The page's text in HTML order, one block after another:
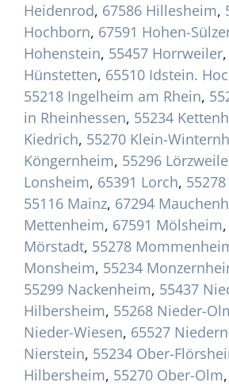
Heidenrod, 67586 Hillesheim,
Hochborn, 67591 Hohen-
Hohenstein, 55457 Horrweiler,
Hünstetten, 65510 Idstein.
55218 Ingelheim am Rhein,
in Rheinhessen, 55234
Kiedrich, 55270 Klein-
Köngernheim, 55296
Lonsheim, 65391 Lorch,
55116 Mainz, 67294
Mettenheim, 67591 Mölsheim,
Mörstadt, 55278
Monsheim, 55234
55299 Nackenheim, 55437
Hilbersheim, 55268 Nieder-
Nieder-Wiesen, 65527
Nierstein, 55234 Ober-
Hilbersheim, 55270 Ober-Olm,